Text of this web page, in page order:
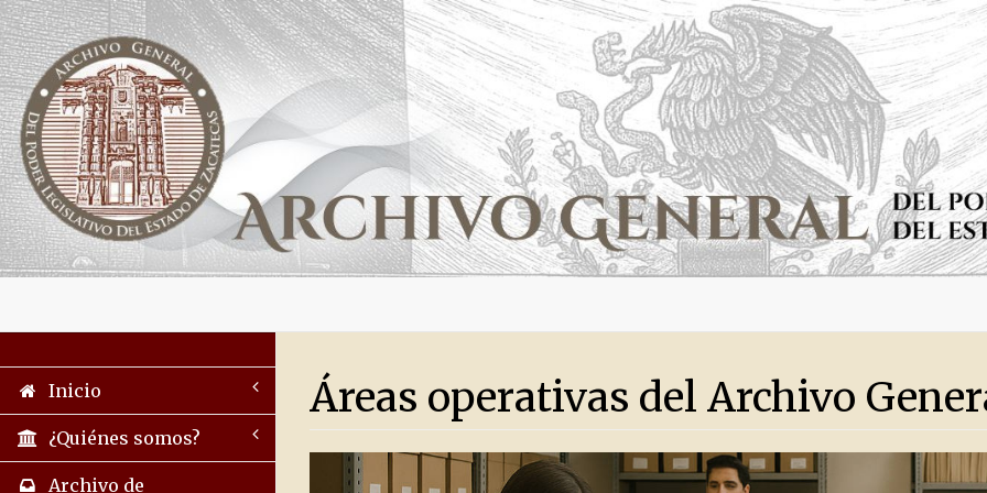
Inicio
¿Quiénes somos?
Archivo de
Áreas operativas del Archivo